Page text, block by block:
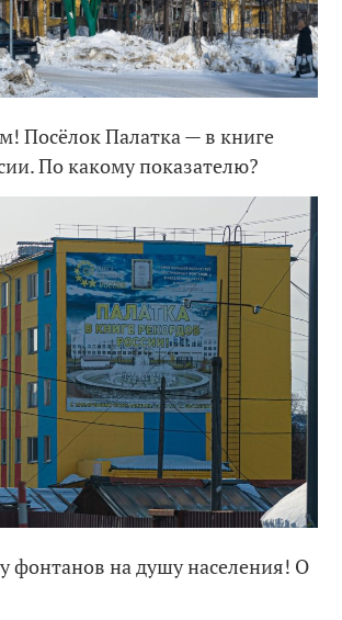
Посёлок Палатка — в книге
По какому показателю?
фонтанов на душу населения! О